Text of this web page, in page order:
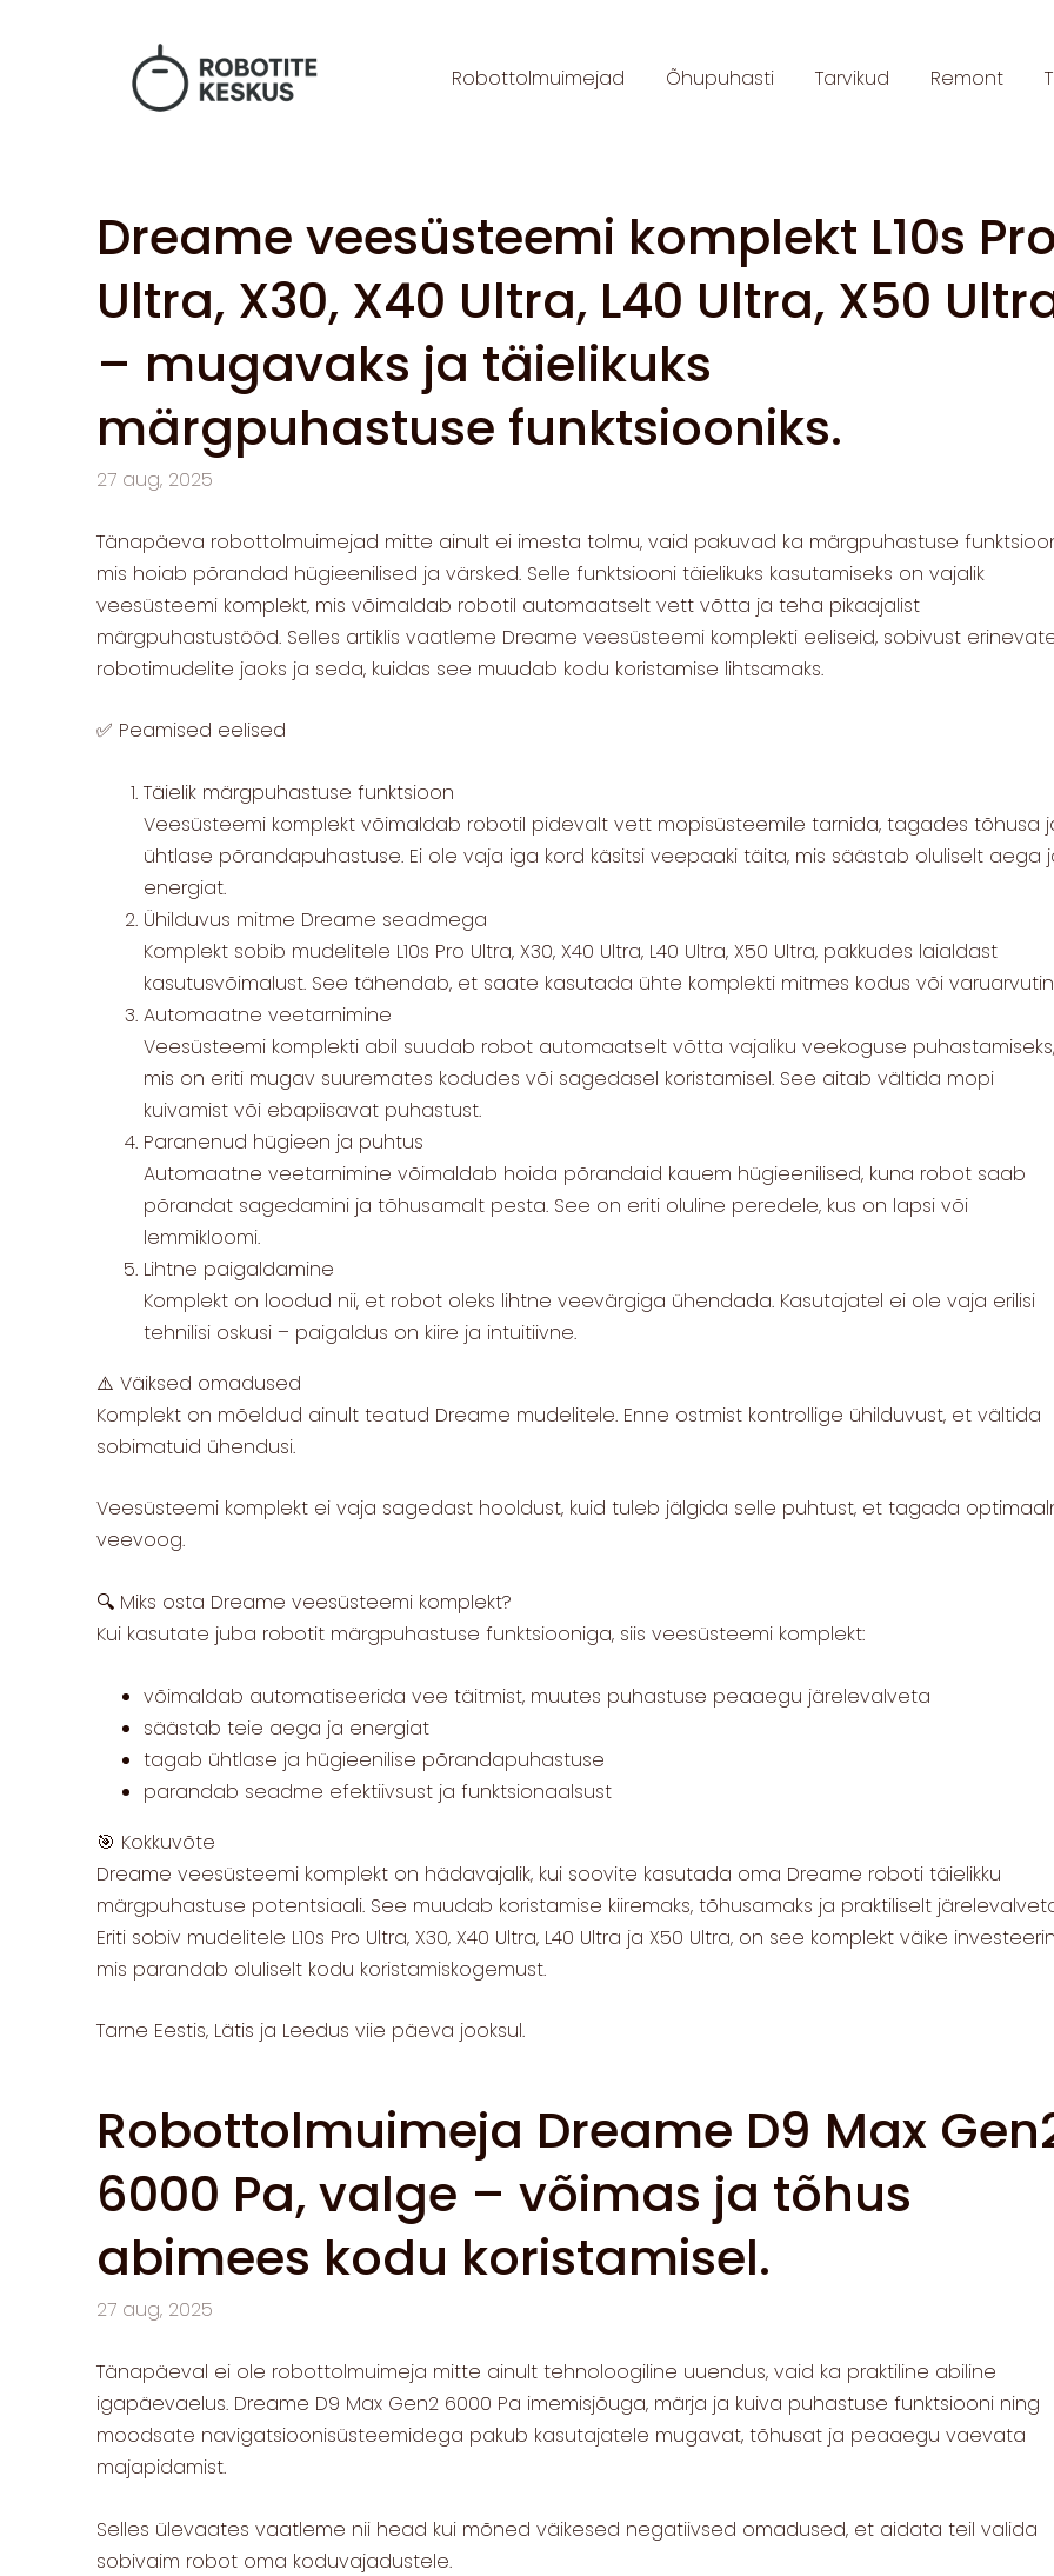
Robottolmuimejad Õhupuhasti Tarvikud Remont
Dreame veesüsteemi komplekt L10s
Ultra, X30, X40 Ultra, L40 Ultra, X50
– mugavaks ja täielikuks
märgpuhastuse funktsiooniks.
27 aug, 2025
Tänapäeva robottolmuimejad mitte ainult ei imesta tolmu, vaid pakuvad ka märgpuhastuse
mis hoiab põrandad hügieenilised ja värsked. Selle funktsiooni täielikuks kasutamiseks on vajalik
veesüsteemi komplekt, mis võimaldab robotil automaatselt vett võtta ja teha pikaajalist
märgpuhastustööd. Selles artiklis vaatleme Dreame veesüsteemi komplekti eeliseid, sobivust
robotimudelite jaoks ja seda, kuidas see muudab kodu koristamise lihtsamaks.
✅ Peamised eelised
Täielik märgpuhastuse funktsioon
Veesüsteemi komplekt võimaldab robotil pidevalt vett mopisüsteemile tarnida, tagades tõhusa
ühtlase põrandapuhastuse. Ei ole vaja iga kord käsitsi veepaaki täita, mis säästab oluliselt aega
energiat.
Ühilduvus mitme Dreame seadmega
Komplekt sobib mudelitele L10s Pro Ultra, X30, X40 Ultra, L40 Ultra, X50 Ultra, pakkudes laialdast
kasutusvõimalust. See tähendab, et saate kasutada ühte komplekti mitmes kodus või
Automaatne veetarnimine
Veesüsteemi komplekti abil suudab robot automaatselt võtta vajaliku veekoguse puhastamiseks,
mis on eriti mugav suuremates kodudes või sagedasel koristamisel. See aitab vältida mopi
kuivamist või ebapiisavat puhastust.
Paranenud hügieen ja puhtus
Automaatne veetarnimine võimaldab hoida põrandaid kauem hügieenilised, kuna robot saab
põrandat sagedamini ja tõhusamalt pesta. See on eriti oluline peredele, kus on lapsi või
lemmikloomi.
Lihtne paigaldamine
Komplekt on loodud nii, et robot oleks lihtne veevärgiga ühendada. Kasutajatel ei ole vaja erilisi
tehnilisi oskusi – paigaldus on kiire ja intuitiivne.
⚠️ Väiksed omadused
Komplekt on mõeldud ainult teatud Dreame mudelitele. Enne ostmist kontrollige ühilduvust, et vältida
sobimatuid ühendusi.
Veesüsteemi komplekt ei vaja sagedast hooldust, kuid tuleb jälgida selle puhtust, et tagada
veevoog.
🔍 Miks osta Dreame veesüsteemi komplekt?
Kui kasutate juba robotit märgpuhastuse funktsiooniga, siis veesüsteemi komplekt:
võimaldab automatiseerida vee täitmist, muutes puhastuse peaaegu järelevalveta
säästab teie aega ja energiat
tagab ühtlase ja hügieenilise põrandapuhastuse
parandab seadme efektiivsust ja funktsionaalsust
🎯 Kokkuvõte
Dreame veesüsteemi komplekt on hädavajalik, kui soovite kasutada oma Dreame roboti täielikku
märgpuhastuse potentsiaali. See muudab koristamise kiiremaks, tõhusamaks ja praktiliselt
Eriti sobiv mudelitele L10s Pro Ultra, X30, X40 Ultra, L40 Ultra ja X50 Ultra, on see komplekt väike
mis parandab oluliselt kodu koristamiskogemust.
Tarne Eestis, Lätis ja Leedus viie päeva jooksul.
Robottolmuimeja Dreame D9 Max
6000 Pa, valge – võimas ja tõhus
abimees kodu koristamisel.
27 aug, 2025
Tänapäeval ei ole robottolmuimeja mitte ainult tehnoloogiline uuendus, vaid ka praktiline abiline
igapäevaelus. Dreame D9 Max Gen2 6000 Pa imemisjõuga, märja ja kuiva puhastuse funktsiooni ning
moodsate navigatsioonisüsteemidega pakub kasutajatele mugavat, tõhusat ja peaaegu vaevata
majapidamist.
Selles ülevaates vaatleme nii head kui mõned väikesed negatiivsed omadused, et aidata teil valida
sobivaim robot oma koduvajadustele.